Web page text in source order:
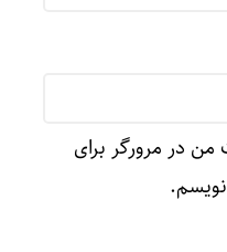
من در مرورگر برای